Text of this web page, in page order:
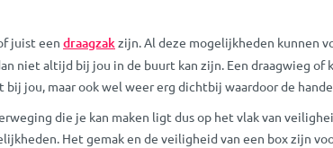
juist een draagzak zijn. Al deze mogelijkheden kunnen
niet altijd bij jou in de buurt kan zijn. Een draagwieg
jou, maar ook wel weer erg dichtbij waardoor de
die je kan maken ligt dus op het vlak van
Het gemak en de veiligheid van een box zijn